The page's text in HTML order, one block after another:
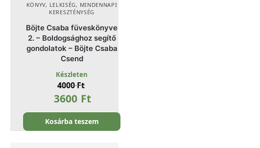
KÖNYV, LELKISÉG, MINDENNAPI
KERESZTÉNYSÉG
Böjte Csaba füveskönyve
2. – Boldogsághoz segítő
gondolatok – Böjte Csaba
Csend
Készleten
4000Ft
3600 Ft
Kosárba teszem